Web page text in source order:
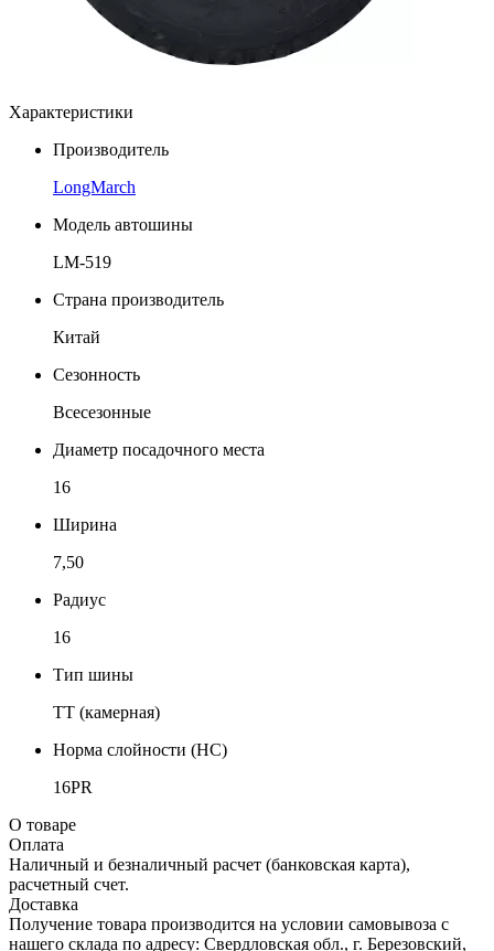
Характеристики
Производитель
LongMarch
Модель автошины
LM-519
Страна производитель
Китай
Сезонность
Всесезонные
Диаметр посадочного места
16
Ширина
7,50
Радиус
16
Тип шины
TT (камерная)
Норма слойности (НС)
16PR
О товаре
Оплата
Наличный и безналичный расчет (банковская карта),
расчетный счет.
Доставка
Получение товара производится на условии самовывоза с
нашего склада по адресу: Свердловская обл., г. Березовский,